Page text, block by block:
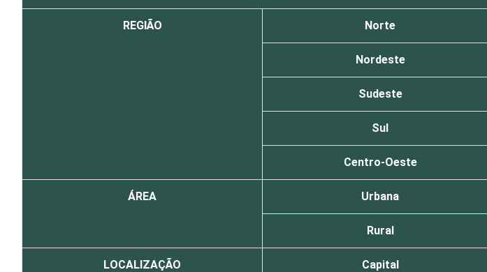
REGIÃO Norte
Nordeste
Sudeste
Sul
Centro-Oeste
ÁREA Urbana
Rural
LOCALIZAÇÃO Capital